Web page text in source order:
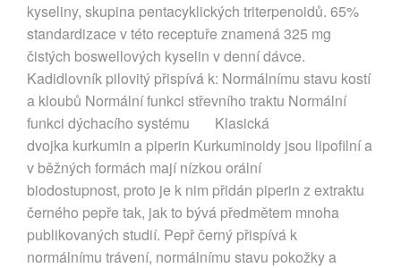
kyseliny, skupina pentacyklických triterpenoidů. 65%
standardizace v této receptuře znamená 325 mg
čistých boswellových kyselin v denní dávce.
Kadidlovník pilovitý přispívá k: Normálnímu stavu kostí
a kloubů Normální funkci střevního traktu Normální
funkci dýchacího systému Klasická
dvojka kurkumin a piperin Kurkuminoidy jsou lipofilní a
v běžných formách mají nízkou orální
biodostupnost, proto je k nim přidán piperin z extraktu
černého pepře tak, jak to bývá předmětem mnoha
publikovaných studií. Pepř černý přispívá k
normálnímu trávení, normálnímu stavu pokožky a